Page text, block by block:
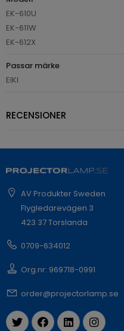
EK-610U
EK-611W
EK-612X
Passar märke
EIKI
RECENSIONER
AV Produkter Sweden
Flygledarevägen 3
423 37 Torslanda
0709-634012
Org.nr: 969718-0991
order@projectorlamp.se